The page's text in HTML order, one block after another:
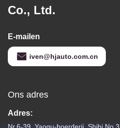
Co., Ltd.
E-mailen
iven@hjauto.com.cn
Ons adres
Adres: